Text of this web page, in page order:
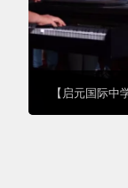
【启元国际